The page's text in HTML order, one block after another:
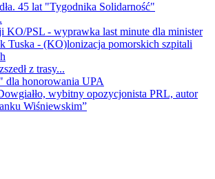
45 lat "Tygodnika Solidarność"
KO/PSL - wyprawka last minute dla minister
Tuska - (KO)lonizacja pomorskich szpitali
z trasy...
dla honorowania UPA
wybitny opozycjonista PRL, autor
Wiśniewskim”